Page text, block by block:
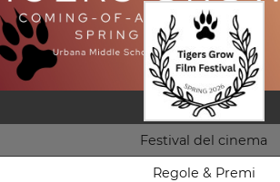
Festival del cinema
Regole & Premi